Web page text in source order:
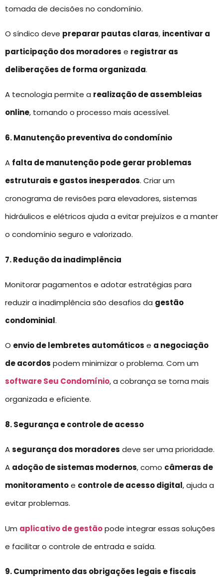
tomada de decisões no condomínio.
O síndico deve preparar pautas claras, incentivar a
participação dos moradores e registrar as
deliberações de forma organizada.
A tecnologia permite a realização de assembleias
online, tornando o processo mais acessível.
6. Manutenção preventiva do condomínio
A falta de manutenção pode gerar problemas
estruturais e gastos inesperados. Criar um
cronograma de revisões para elevadores, sistemas
hidráulicos e elétricos ajuda a evitar prejuízos e a manter
o condomínio seguro e valorizado.
7. Redução da inadimplência
Monitorar pagamentos e adotar estratégias para
reduzir a inadimplência são desafios da gestão
condominial.
O envio de lembretes automáticos e a negociação
de acordos podem minimizar o problema. Com um
software Seu Condomínio, a cobrança se torna mais
organizada e eficiente.
8. Segurança e controle de acesso
Asegurança dos moradores deve ser uma prioridade.
A adoção de sistemas modernos, como câmeras de
monitoramentoe controle de acesso digital, ajuda a
evitar problemas.
Um aplicativo de gestãopode integrar essas soluções
e facilitar o controle de entrada e saída.
9. Cumprimento das obrigações legais e fiscais